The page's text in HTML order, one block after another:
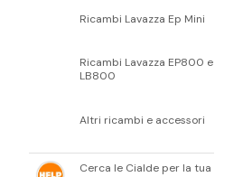
Ricambi Lavazza Ep Mini
Ricambi Lavazza EP800 e
LB800
Altri ricambi e accessori
Cerca le Cialde per la tua